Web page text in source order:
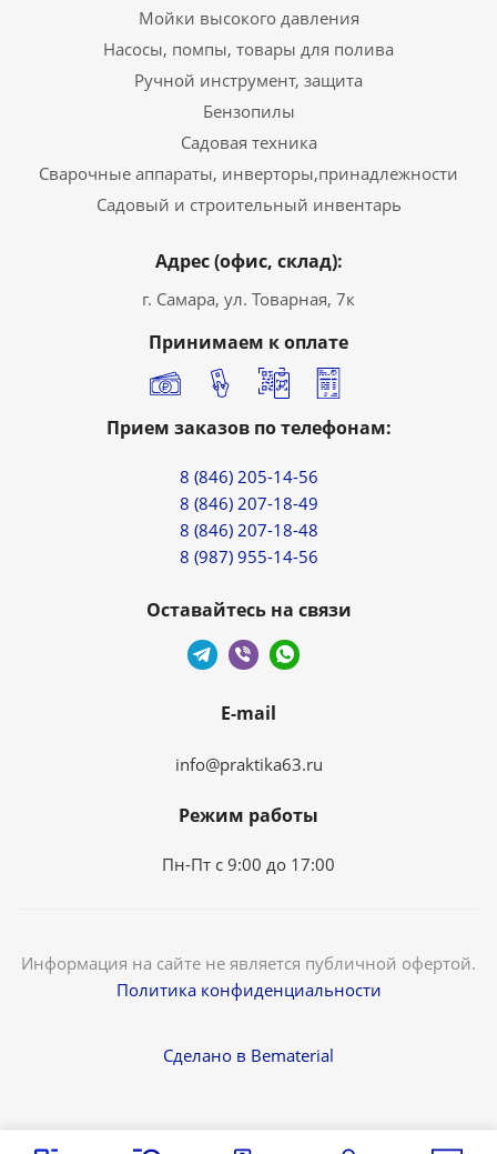
Мойки высокого давления
Насосы, помпы, товары для полива
Ручной инструмент, защита
Бензопилы
Садовая техника
Сварочные аппараты, инверторы,принадлежности
Садовый и строительный инвентарь
Адрес (офис, склад):
г. Самара, ул. Товарная, 7к
Принимаем к оплате
Прием заказов по телефонам:
8 (846) 205-14-56
8 (846) 207-18-49
8 (846) 207-18-48
8 (987) 955-14-56
Оставайтесь на связи
E-mail
info@praktika63.ru
Режим работы
Пн-Пт с 9:00 до 17:00
Информация на сайте не является публичной офертой.
Политика конфиденциальности
Сделано в Bematerial